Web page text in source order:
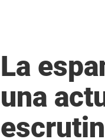
La
una